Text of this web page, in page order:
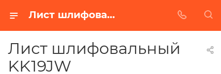
Лист шлифовальный KK19JW в Белгороде | Купить по недорогой цене от Абразивного Завода
Лист шлифовальный
KK19JW